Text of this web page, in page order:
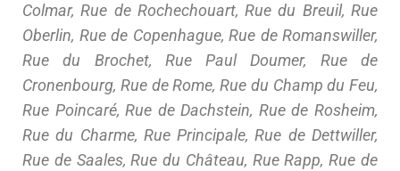
Colmar, Rue de Rochechouart, Rue du Breuil, Rue
Oberlin, Rue de Copenhague, Rue de Romanswiller,
Rue du Brochet, Rue Paul Doumer, Rue de
Cronenbourg, Rue de Rome, Rue du Champ du Feu,
Rue Poincaré, Rue de Dachstein, Rue de Rosheim,
Rue du Charme, Rue Principale, Rue de Dettwiller,
Rue de Saales, Rue du Château, Rue Rapp, Rue de